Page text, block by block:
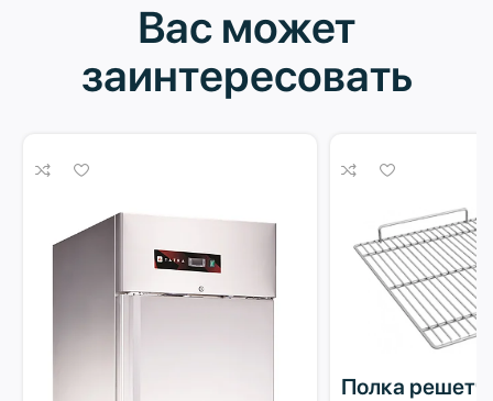
Вас может
заинтересовать
Полка